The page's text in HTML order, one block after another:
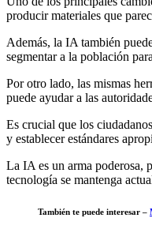
producir materiales que
Además, la IA también
segmentar a la población
Por otro lado, las mismas
puede ayudar a las
Es crucial que los
y establecer estándares
La IA es un arma poderosa,
tecnología se mantenga
También te puede interesar –